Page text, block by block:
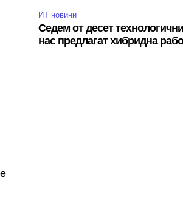
ИТ новини
Седем от десет
нас предлагат хибридна